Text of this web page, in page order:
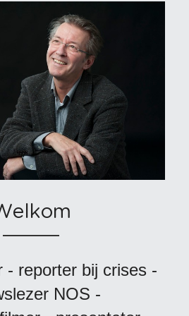
- reporter bij crises -
NOS -